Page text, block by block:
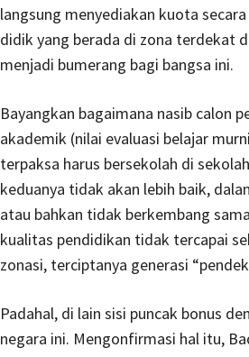
langsung menyediakan kuota
didik yang berada di zona terdekat
menjadi bumerang bagi bangsa ini.
Bayangkan bagaimana nasib calon
akademik (nilai evaluasi belajar
terpaksa harus bersekolah di
keduanya tidak akan lebih baik,
atau bahkan tidak berkembang
kualitas pendidikan tidak tercapai
zonasi, terciptanya generasi
Padahal, di lain sisi puncak bonus
negara ini. Mengonfirmasi hal itu,